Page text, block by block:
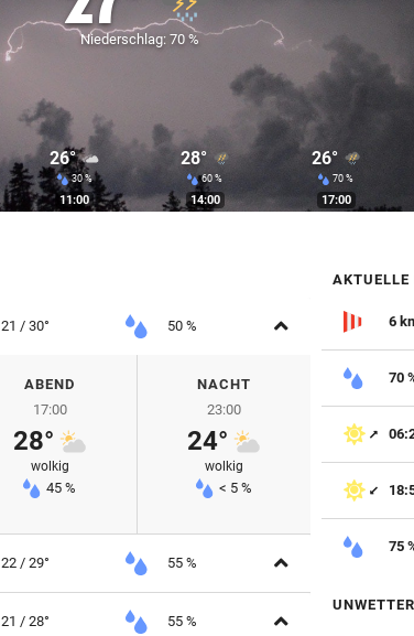
Niederschlag: 70 %
26°
30 %
11:00
28°
60 %
14:00
26°
70 %
17:00
21 / 30° 50 % Aufklappen
ABEND
17:00
28°
wolkig
45 %
NACHT
23:00
24°
wolkig
< 5 %
22 / 29° 55 % Aufklappen
21 / 28° 55 % Aufklappen
AKTUELLE
6
70
75